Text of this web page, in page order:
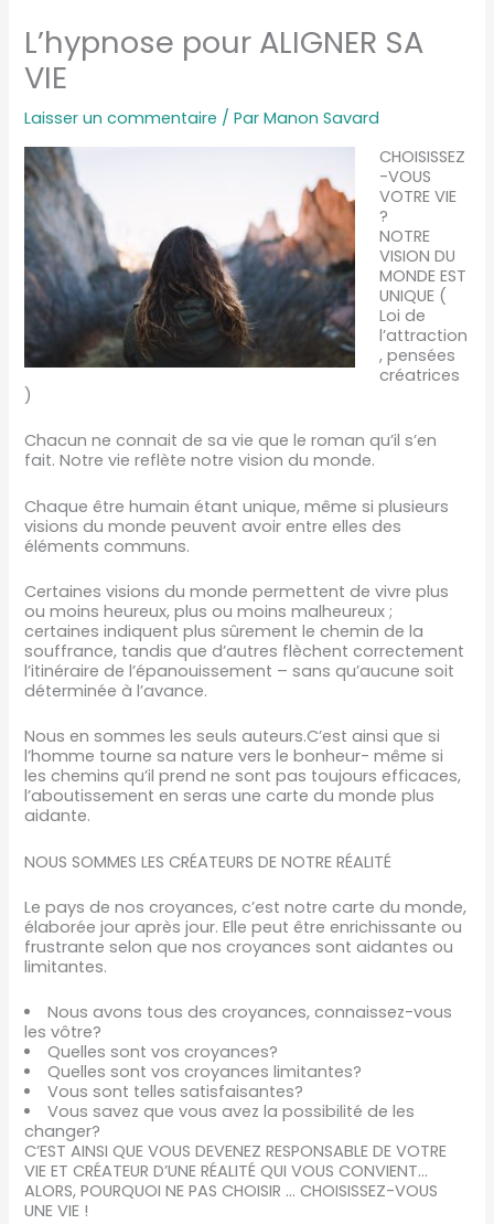
L’hypnose pour ALIGNER SA
VIE
Laisser un commentaire / ParManon Savard
CHOISISSEZ
-VOUS
VOTRE VIE
?
NOTRE
VISION DU
MONDE EST
UNIQUE (
Loi de
l’attraction
, pensées
créatrices
)
Chacun ne connait de sa vie que le roman qu’il s’en
fait. Notre vie reflète notre vision du monde.
Chaque être humain étant unique, même si plusieurs
visions du monde peuvent avoir entre elles des
éléments communs.
Certaines visions du monde permettent de vivre plus
ou moins heureux, plus ou moins malheureux ;
certaines indiquent plus sûrement le chemin de la
souffrance, tandis que d’autres flèchent correctement
l’itinéraire de l’épanouissement – sans qu’aucune soit
déterminée à l’avance.
Nous en sommes les seuls auteurs.C’est ainsi que si
l’homme tourne sa nature vers le bonheur- même si
les chemins qu’il prend ne sont pas toujours efficaces,
l’aboutissement en seras une carte du monde plus
aidante.
NOUS SOMMES LES CRÉATEURS DE NOTRE RÉALITÉ
Le pays de nos croyances, c’est notre carte du monde,
élaborée jour après jour. Elle peut être enrichissante ou
frustrante selon que nos croyances sont aidantes ou
limitantes.
Nous avons tous des croyances, connaissez-vous
les vôtre?
Quelles sont vos croyances?
Quelles sont vos croyances limitantes?
Vous sont telles satisfaisantes?
Vous savez que vous avez la possibilité de les
changer?
C’EST AINSI QUE VOUS DEVENEZ RESPONSABLE DE VOTRE
VIE ET CRÉATEUR D’UNE RÉALITÉ QUI VOUS CONVIENT…
ALORS, POURQUOI NE PAS CHOISIR … CHOISISSEZ-VOUS
UNE VIE !